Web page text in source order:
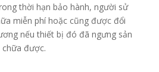
thời hạn bảo hành, người sử
miễn phí hoặc cũng được đổi
nếu thiết bị đó đã ngưng sản
được.